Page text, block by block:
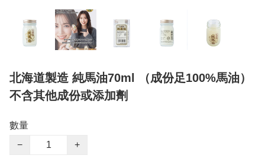
北海道製造 純馬油70ml （成份足100%馬油）
不含其他成份或添加劑
數量
−
+